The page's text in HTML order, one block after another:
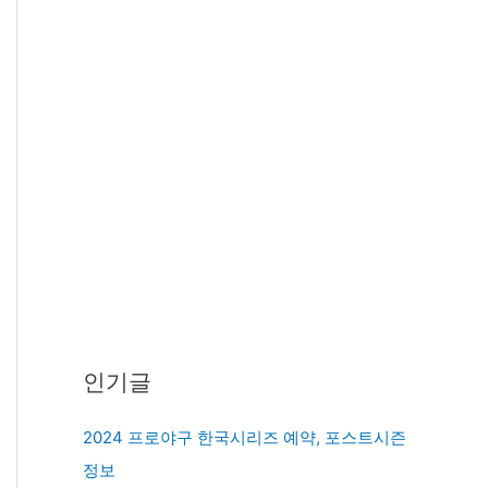
인기글
2024 프로야구 한국시리즈 예약, 포스트시즌
정보